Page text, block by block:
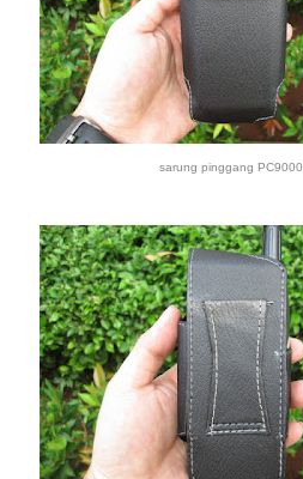
sarung pinggang PC9000